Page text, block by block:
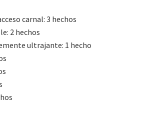
carnal: 3 hechos
2 hechos
ultrajante: 1 hecho